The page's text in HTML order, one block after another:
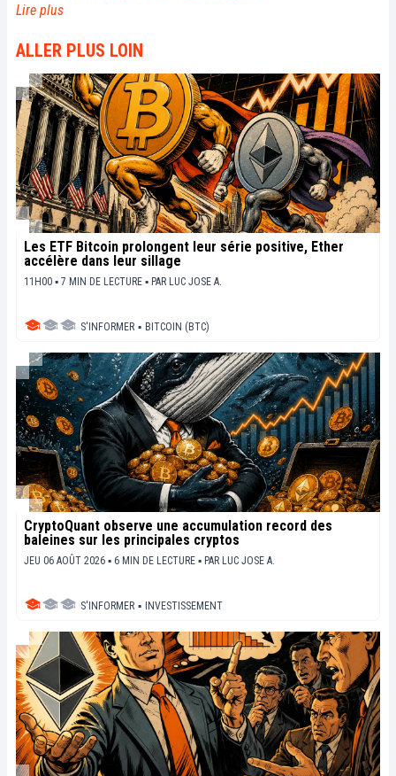
Lire plus
ALLER PLUS LOIN
Les ETF Bitcoin prolongent leur série positive, Ether
accélère dans leur sillage
11H00 ▪ 7 MIN DE LECTURE ▪ PAR LUC JOSE A.
S'INFORMER ▪ BITCOIN (BTC)
CryptoQuant observe une accumulation record des
baleines sur les principales cryptos
JEU 06 AOÛT 2026 ▪ 6 MIN DE LECTURE ▪ PAR LUC JOSE A.
S'INFORMER ▪ INVESTISSEMENT